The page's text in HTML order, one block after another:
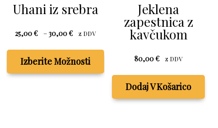
Uhani iz srebra
25,00€ –30,00€ Cenovni
25,00 €
do
z DDV
Izberite Možnosti
več
različic.
Možnosti
Jeklena
zapestnica z
kavčukom
80,00€ z DDV
Dodaj V Košarico